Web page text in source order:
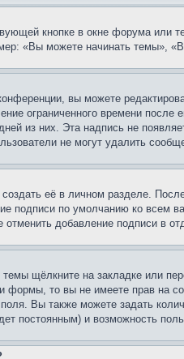
кнопке в окне форума или
«Вы можете начинать темы»,
вы можете
ограниченного времени
из них. Эта надпись не
не могут удалить
её в личном разделе.
подписи по умолчанию ко
добавление подписи в
щёлкните на закладке или
формы, то вы не имеете прав на
Вы также можете задать
постоянным) и возможность